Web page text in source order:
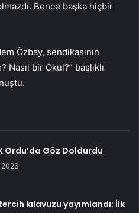
Bence başka hiçbir
Özbay, sendikasının
Nasıl bir Okul?” başlıklı
Ordu’da Göz Doldurdu
2026
kılavuzu yayımlandı: İlk